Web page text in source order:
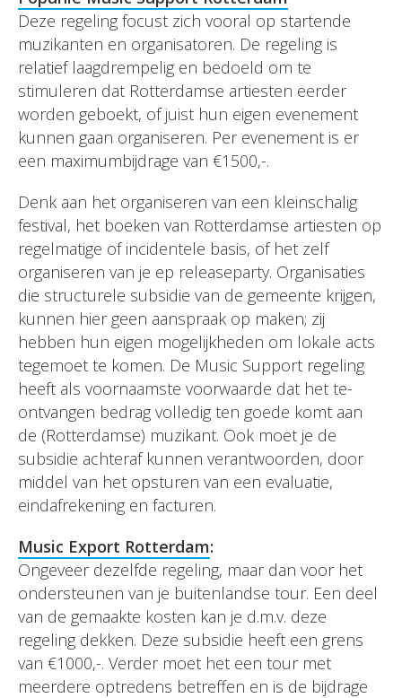
Deze regeling focust zich vooral op startende
muzikanten en organisatoren. De regeling is
relatief laagdrempelig en bedoeld om te
stimuleren dat Rotterdamse artiesten eerder
worden geboekt, of juist hun eigen evenement
kunnen gaan organiseren. Per evenement is er
een maximumbijdrage van €1500,-.
Denk aan het organiseren van een kleinschalig
festival, het boeken van Rotterdamse artiesten op
regelmatige of incidentele basis, of het zelf
organiseren van je ep releaseparty. Organisaties
die structurele subsidie van de gemeente krijgen,
kunnen hier geen aanspraak op maken; zij
hebben hun eigen mogelijkheden om lokale acts
tegemoet te komen. De Music Support regeling
heeft als voornaamste voorwaarde dat het te-
ontvangen bedrag volledig ten goede komt aan
de (Rotterdamse) muzikant. Ook moet je de
subsidie achteraf kunnen verantwoorden, door
middel van het opsturen van een evaluatie,
eindafrekening en facturen.
Music Export Rotterdam:
Ongeveer dezelfde regeling, maar dan voor het
ondersteunen van je buitenlandse tour. Een deel
van de gemaakte kosten kan je d.m.v. deze
regeling dekken. Deze subsidie heeft een grens
van €1000,-. Verder moet het een tour met
meerdere optredens betreffen en is de bijdrage